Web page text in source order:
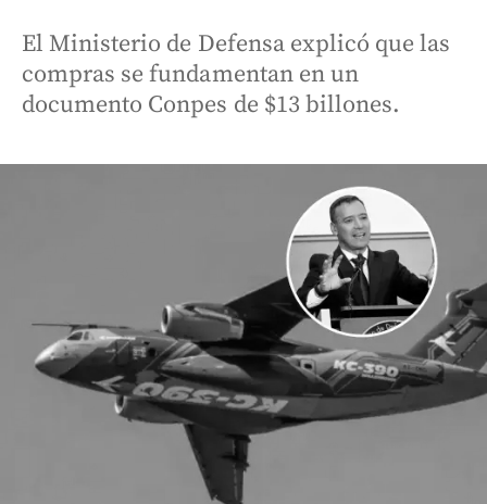
El Ministerio de Defensa explicó que las
compras se fundamentan en un
documento Conpes de $13 billones.